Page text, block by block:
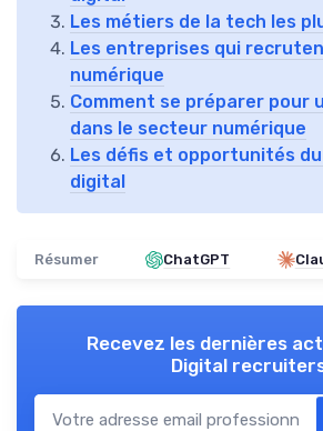
Les métiers de la tech les
Les entreprises qui
numérique
Comment se préparer pour
dans le secteur numérique
Les défis et opportunités
digital
Résumer ChatGPT
Recevez les dernières
Digital